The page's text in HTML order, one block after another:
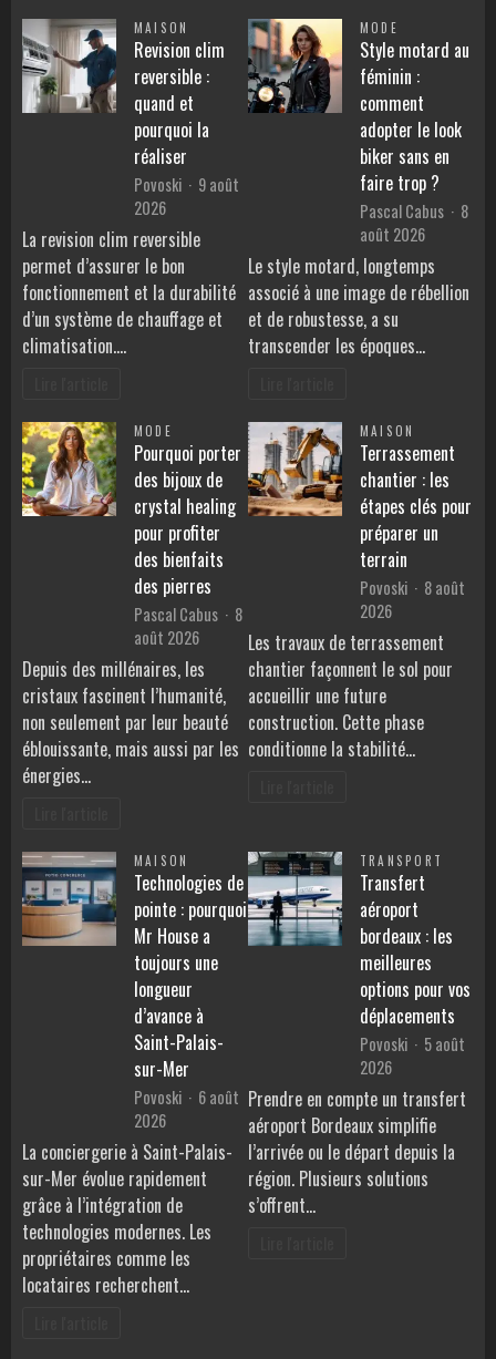
MAISON
Revision clim
reversible :
quand et
pourquoi la
réaliser
Povoski
9 août
2026
La revision clim reversible
permet d’assurer le bon
fonctionnement et la durabilité
d’un système de chauffage et
climatisation.…
MODE
Style motard au
féminin :
comment
adopter le look
biker sans en
faire trop ?
Pascal Cabus
8
août 2026
Le style motard, longtemps
associé à une image de rébellion
et de robustesse, a su
transcender les époques…
MODE
Pourquoi porter
des bijoux de
crystal healing
pour profiter
des bienfaits
des pierres
Pascal Cabus
8
août 2026
Depuis des millénaires, les
cristaux fascinent l’humanité,
non seulement par leur beauté
éblouissante, mais aussi par les
énergies…
MAISON
Terrassement
chantier : les
étapes clés pour
préparer un
terrain
Povoski
8 août
2026
Les travaux de terrassement
chantier façonnent le sol pour
accueillir une future
construction. Cette phase
conditionne la stabilité…
MAISON
Technologies de
pointe : pourquoi
Mr House a
toujours une
longueur
d’avance à
Saint-Palais-
sur-Mer
Povoski
6 août
2026
La conciergerie à Saint-Palais-
sur-Mer évolue rapidement
grâce à l’intégration de
technologies modernes. Les
propriétaires comme les
locataires recherchent…
TRANSPORT
Transfert
aéroport
bordeaux : les
meilleures
options pour vos
déplacements
Povoski
5 août
2026
Prendre en compte un transfert
aéroport Bordeaux simplifie
l’arrivée ou le départ depuis la
région. Plusieurs solutions
s’offrent…